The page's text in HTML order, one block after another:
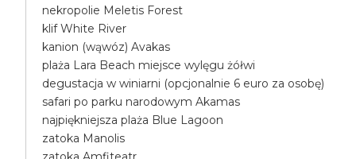
nekropolie Meletis Forest
klif White River
kanion (wąwóz) Avakas
plaża Lara Beach miejsce wylęgu żółwi
degustacja w winiarni (opcjonalnie 6 euro za osobę)
safari po parku narodowym Akamas
najpiękniejsza plaża Blue Lagoon
zatoka Manolis